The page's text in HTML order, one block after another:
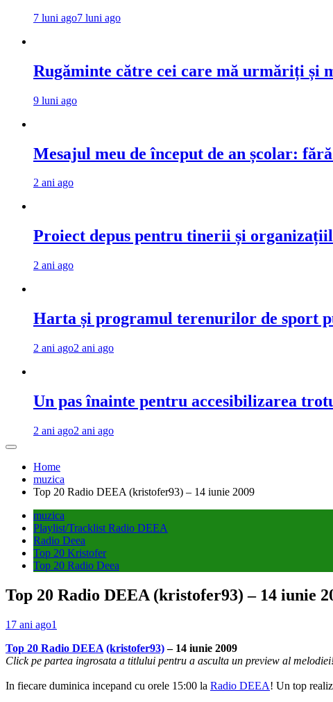
7 luni ago7 luni ago
Rugăminte către cei care mă urmăriți și
9 luni ago
Mesajul meu de început de an școlar:
2 ani ago
Proiect depus pentru tinerii și
2 ani ago
Harta și programul terenurilor de sport
2 ani ago2 ani ago
Un pas înainte pentru accesibilizarea
2 ani ago2 ani ago
Home
muzica
Top 20 Radio DEEA (kristofer93) – 14 iunie 2009
muzica
Playlist/Tracklist Radio DEEA
Radio Deea
Top 20 Kristofer
Top 20 Radio Deea
Top 20 Radio DEEA (kristofer93) – 14 iunie
17 ani ago1
Top 20 Radio DEEA (kristofer93)– 14 iunie 2009
Click pe partea ingrosata a titlului pentru a asculta un preview al
In fiecare duminica incepand cu orele 15:00 la Radio DEEA! Un top